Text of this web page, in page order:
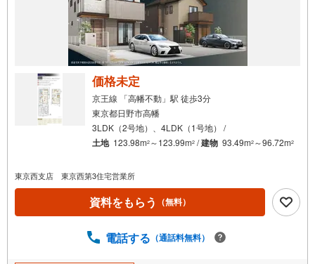
価格未定
京王線 「高幡不動」駅 徒歩3分
東京都日野市高幡
3LDK（2号地）、4LDK（1号地） /
土地 123.98m2 ～123.99m2 /建物 93.49m2 ～96.72m2
東京西支店 東京西第3住宅営業所
資料をもらう （無料）
電話する （通話料無料）